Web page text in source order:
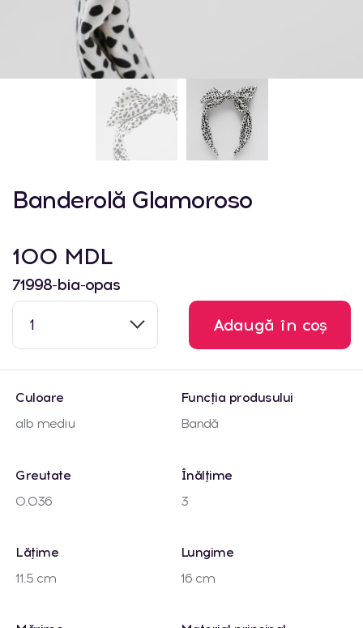
Banderolă Glamoroso
100 MDL
71998-bia-opas
1 Adaugă în coș
Culoare
alb mediu
Funcția produsului
Bandă
Greutate
0.036
Înălțime
3
Lățime
11.5 cm
Lungime
16 cm